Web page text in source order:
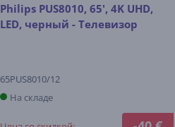
Philips PUS8010, 65', 4K UHD,
LED, черный - Телевизор
65PUS8010/12
На складе